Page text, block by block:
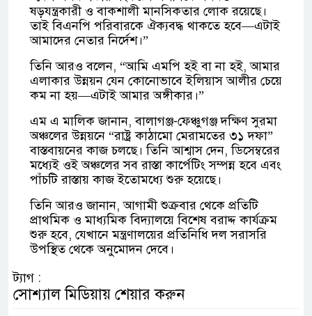
ষড়যন্ত্রকারী ও বাকশালী মানসিকতার লোক রয়েছে।
তাই বিএনপি পরিবারকে ঐক্যবদ্ধ থাকতে হবে—এটাই
আমাদের নেতার নির্দেশ।”
তিনি আরও বলেন, “আমি এমপি হই বা না হই, আমার
এলাকার উন্নয়ন যেন কোনোভাবে ইলিয়াস আলীর চেয়ে
কম না হয়—এটাই আমার অঙ্গীকার।”
এম এ মালিক জানান, বালাগঞ্জ-ফেঞ্চুগঞ্জ দক্ষিণ সুরমা
অঞ্চলের উন্নয়নে “রাষ্ট্র কাঠামো মেরামতের ৩১ দফা”
বাস্তবায়নের কাজ চলছে। তিনি আশ্বাস দেন, ডিসেম্বরের
মধ্যেই ওই অঞ্চলের সব রাস্তা কার্পেটিং সম্পন্ন হবে এবং
পাঁচটি রাস্তায় কাজ ইতোমধ্যে শুরু হয়েছে।
তিনি আরও জানান, আগামী শুক্রবার থেকে প্রতিটি
প্রাথমিক ও মাধ্যমিক বিদ্যালয়ে বিশেষ বরাদ্দ কার্যক্রম
শুরু হবে, যেখানে মন্ত্রণালয়ের প্রতিনিধি দল সরাসরি
উপস্থিত থেকে অনুমোদন দেবে।
ট্যাগ :
সোশ্যাল মিডিয়ায় শেয়ার করুন